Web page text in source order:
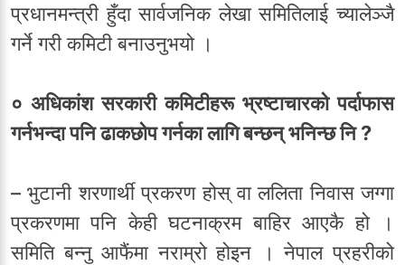
प्रधानमन्त्री हुँदा सार्वजनिक लेखा समितिलाई च्यालेञ्जै
गर्ने गरी कमिटी बनाउनुभयो ।
० अधिकांश सरकारी कमिटीहरू भ्रष्टाचारको पर्दाफास
गर्नभन्दा पनि ढाकछोप गर्नका लागि बन्छन् भनिन्छ नि ?
– भुटानी शरणार्थी प्रकरण होस् वा ललिता निवास जग्गा
प्रकरणमा पनि केही घटनाक्रम बाहिर आएकै हो ।
समिति बन्नु आफैंमा नराम्रो होइन । नेपाल प्रहरीको